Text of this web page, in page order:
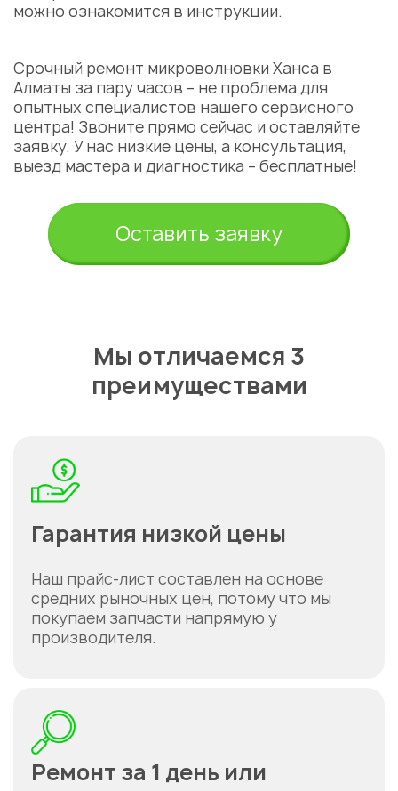
можно ознакомится в инструкции.
Срочный ремонт микроволновки Ханса в
Алматы за пару часов – не проблема для
опытных специалистов нашего сервисного
центра! Звоните прямо сейчас и оставляйте
заявку. У нас низкие цены, а консультация,
выезд мастера и диагностика – бесплатные!
Оставить заявку
Мы отличаемся 3
преимуществами
Гарантия низкой цены
Наш прайс-лист составлен на основе
средних рыночных цен, потому что мы
покупаем запчасти напрямую у
производителя.
Ремонт за 1 день или